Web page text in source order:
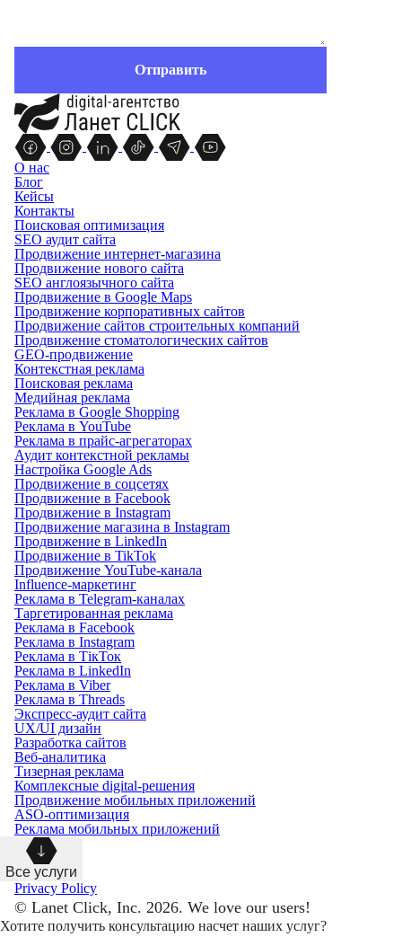
О нас
Блог
Кейсы
Контакты
Поисковая оптимизация
SEO аудит сайта
Продвижение интернет-магазина
Продвижение нового сайта
SEO англоязычного сайта
Продвижение в Google Maps
Продвижение корпоративных сайтов
Продвижение сайтов строительных компаний
Продвижение стоматологических сайтов
GEO-продвижение
Контекстная реклама
Поисковая реклама
Медийная реклама
Реклама в Google Shopping
Реклама в YouTube
Реклама в прайс-агрегаторах
Аудит контекстной рекламы
Настройка Google Ads
Продвижение в соцсетях
Продвижение в Facebook
Продвижение в Instagram
Продвижение магазина в Instagram
Продвижение в LinkedIn
Продвижение в TikTok
Продвижение YouTube-канала
Influence-маркетинг
Реклама в Telegram-каналах
Таргетированная реклама
Реклама в Facebook
Реклама в Instagram
Реклама в ТікТок
Реклама в LinkedIn
Реклама в Viber
Реклама в Threads
Экспресс-аудит сайта
UX/UI дизайн
Разработка сайтов
Веб-аналитика
Тизерная реклама
Комплексные digital-решения
Продвижение мобильных приложений
ASO-оптимизация
Реклама мобильных приложений
Все услуги
Privacy Policy
© Lanet Click, Inc. 2026. We love our users!
Хотите получить консультацию насчет наших услуг?